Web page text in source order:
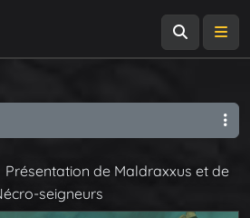
Présentation de Maldraxxus et de
seigneurs